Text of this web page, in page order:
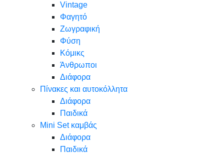
Vintage
Φαγητό
Ζωγραφική
Φύση
Κόμικς
Άνθρωποι
Διάφορα
Πίνακες και αυτοκόλλητα
Διάφορα
Παιδικά
Mini Set καμβάς
Διάφορα
Παιδικά